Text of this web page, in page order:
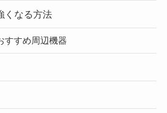
くなる方法
すすめ周辺機器